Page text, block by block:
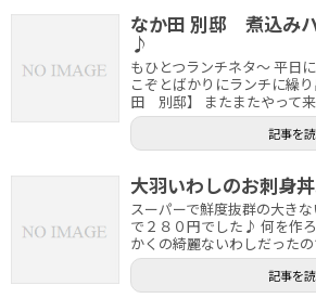
なか田 別邸 煮込み
♪
もひとつランチネタ～ 平日
こぞとばかりにランチに繰
田 別邸】 またまたやって
記事を
大羽いわしのお刺身丼
スーパーで鮮度抜群の大き
で２８０円でした♪ 何を作
かくの綺麗ないわしだった
記事を